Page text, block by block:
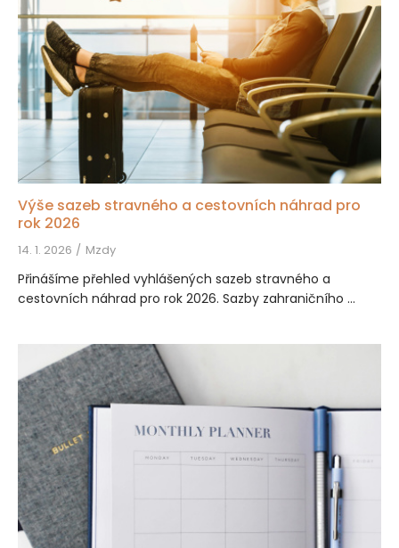
Výše sazeb stravného a cestovních náhrad pro
rok 2026
14. 1. 2026 Mzdy
Přinášíme přehled vyhlášených sazeb stravného a
cestovních náhrad pro rok 2026. Sazby zahraničního ...